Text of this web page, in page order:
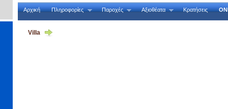
Αρχική Πληροφορίες Παροχές Αξιοθέατα Κρατήσεις
Villa